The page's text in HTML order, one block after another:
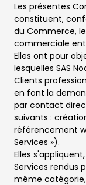
Les présentes
constituent,
du Commerce,
commerciale
Elles ont pour
lesquelles SAS
Clients
en font la
par contact
suivants :
référencement
Services »).
Elles
Services rendus
même